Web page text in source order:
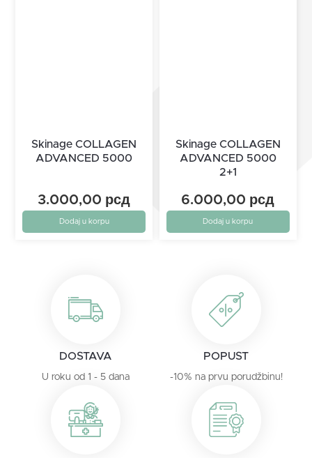
Skinage COLLAGEN
ADVANCED 5000
3.000,00 рсд
Dodaj u korpu
Skinage COLLAGEN
ADVANCED 5000
2+1
6.000,00 рсд
Dodaj u korpu
DOSTAVA
U roku od 1 - 5 dana
POPUST
-10% na prvu porudžbinu!